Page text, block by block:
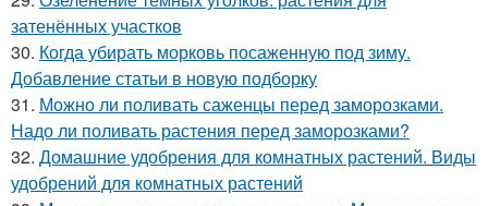
затенённых участков
30. Когда убирать морковь посаженную под зиму.
Добавление статьи в новую подборку
31. Можно ли поливать саженцы перед заморозками.
Надо ли поливать растения перед заморозками?
32. Домашние удобрения для комнатных растений. Виды
удобрений для комнатных растений